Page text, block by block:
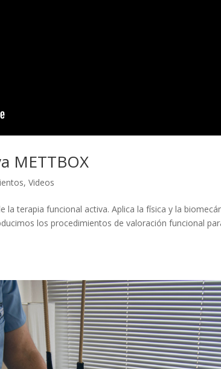
METTBOX
,Videos
la terapia funcional activa. Aplica la física y la
los procedimientos de valoración funcional